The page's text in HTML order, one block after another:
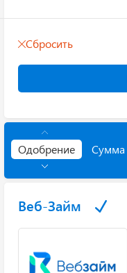
Сбросить
Одобрение Сумма
Веб-Займ